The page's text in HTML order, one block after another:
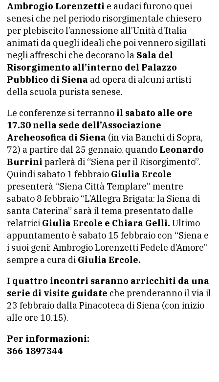
Ambrogio Lorenzetti e audaci furono quei
senesi che nel periodo risorgimentale chiesero
per plebiscito l’annessione all’Unità d’Italia
animati da quegli ideali che poi vennero sigillati
negli affreschi che decorano la Sala del
Risorgimento all’interno del Palazzo
Pubblico di Siena ad opera di alcuni artisti
della scuola purista senese.
Le conferenze si terranno il sabato alle ore
17.30 nella sede dell’Associazione
Archeosofica di Siena (in via Banchi di Sopra,
72) a partire dal 25 gennaio, quando Leonardo
Burrini parlerà di “Siena per il Risorgimento”.
Quindi sabato 1 febbraio Giulia Ercole
presenterà “Siena Città Templare” mentre
sabato 8 febbraio “L’Allegra Brigata: la Siena di
santa Caterina” sarà il tema presentato dalle
relatrici Giulia Ercole e Chiara Gelli. Ultimo
appuntamento è sabato 15 febbraio con “Siena e
i suoi geni: Ambrogio Lorenzetti Fedele d’Amore”
sempre a cura di Giulia Ercole.
I quattro incontri saranno arricchiti da una
serie di visite guidate che prenderanno il via il
23 febbraio dalla Pinacoteca di Siena (con inizio
alle ore 10.15).
Per informazioni:
366 1897344